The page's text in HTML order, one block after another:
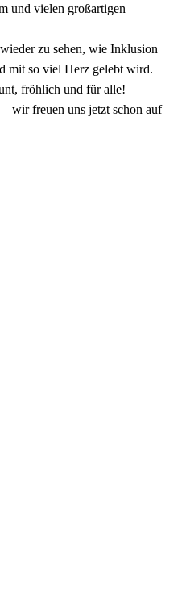
und vielen großartigen
zu sehen, wie Inklusion
mit so viel Herz gelebt wird.
fröhlich und für alle!
wir freuen uns jetzt schon auf